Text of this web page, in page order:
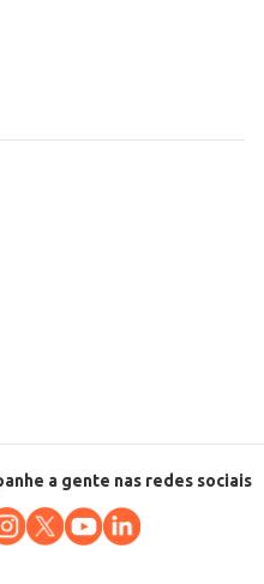
pequenos, facilitando a rotina
a gente nas redes sociais